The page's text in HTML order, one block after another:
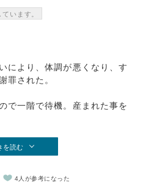
います。
により、体調が悪くなり、す
罪された。
で一階で待機。産まれた事を
を読む
4人が参考になった